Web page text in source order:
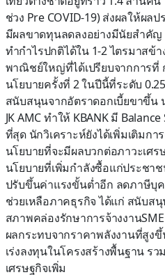
ช่วง Pre COVID-19) ส่งผลให้ผล
มีผลขาดทุนลดลงอย่างมีนัยสำคั
ทำกำไรปกติได้ใน 1-2 ไตรมาสข้
พาณิชย์ใหญ่ที่ได้เปรียบจากการที่
นโยบายครั้งที่ 2 ในปีนี้ที่ระดับ
สนับสนุนจากอัตราดอกเบี้ยขาขึ้น
JK AMC ทำให้ KBANK มี
ที่สุด นักวิเคราะห์ยังได้เพิ่มเติมกา
นโยบายที่จะมีผลบวกต่อภาวะเศ
นโยบายที่เพิ่มกำลังซื้อแก่ประชา
ปรับขึ้นค่าแรงขั้นต่ำอีก ลดภาษีบุ
ช่วยเหลือภาคธุรกิจ ได้แก่ สนับส
สภาพคล่องรักษาการจ้างงาน
ผลกระทบจากราคาพลังงานที่สูง
เร่งลงทุนในโครงสร้างพื้นฐาน ร
เศรษฐกิจเพิ่ม